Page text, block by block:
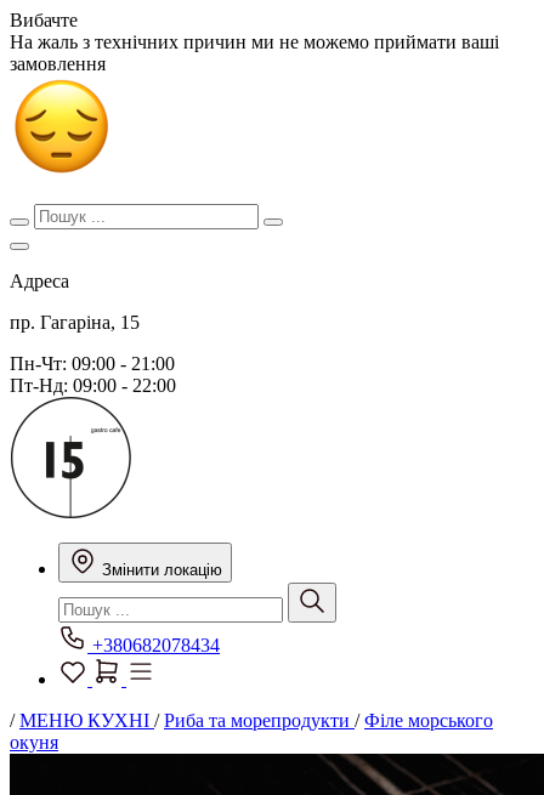
Вибачте
На жаль з технічних причин ми не можемо приймати ваші
замовлення
Адреса
пр. Гагаріна, 15
Пн-Чт: 09:00 - 21:00
Пт-Нд: 09:00 - 22:00
Змінити локацію
+380682078434
/МЕНЮ КУХНІ /Риба та морепродукти /Філе морського
окуня